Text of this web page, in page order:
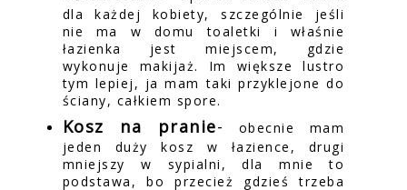
dla każdej kobiety, szczególnie jeśli
nie ma w domu toaletki i właśnie
łazienka jest miejscem, gdzie
wykonuje makijaż. Im większe lustro
tym lepiej, ja mam taki przyklejone do
ściany, całkiem spore.
Kosz na pranie-
obecnie mam
jeden duży kosz w łazience, drugi
mniejszy w sypialni, dla mnie to
podstawa, bo przecież gdzieś trzeba